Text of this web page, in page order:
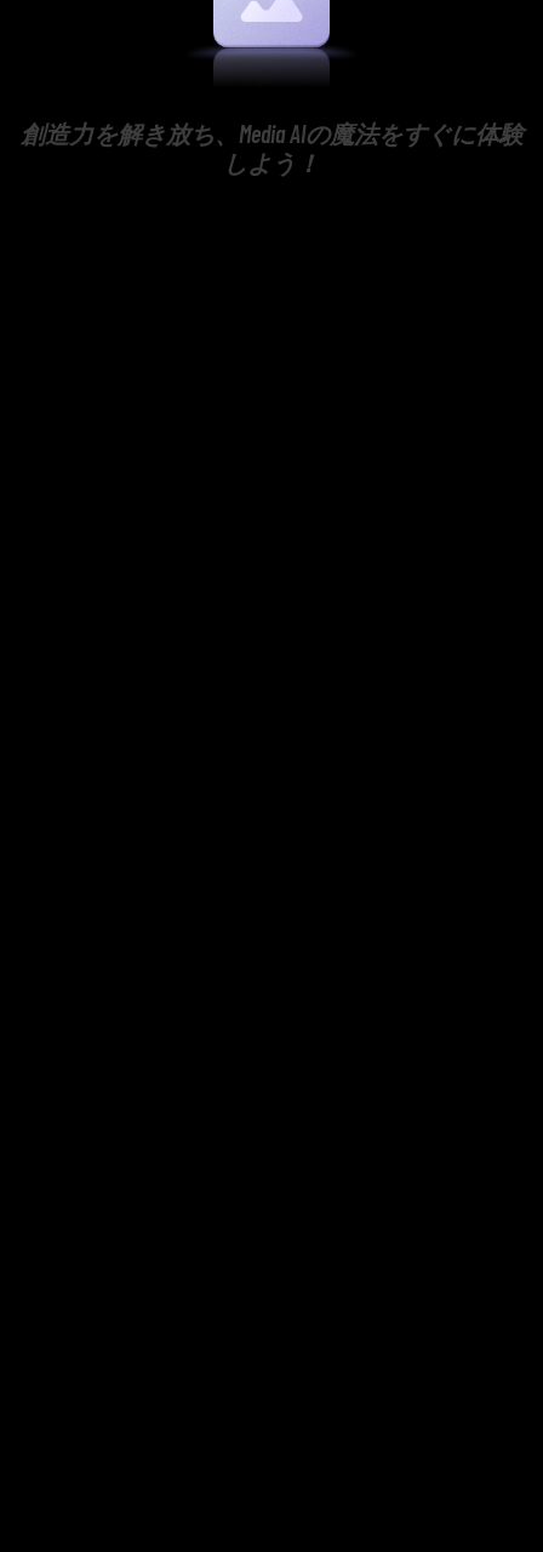
創造力を解き放ち、Media AIの魔法をすぐに体験
しよう！